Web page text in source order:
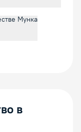
Мунка
в